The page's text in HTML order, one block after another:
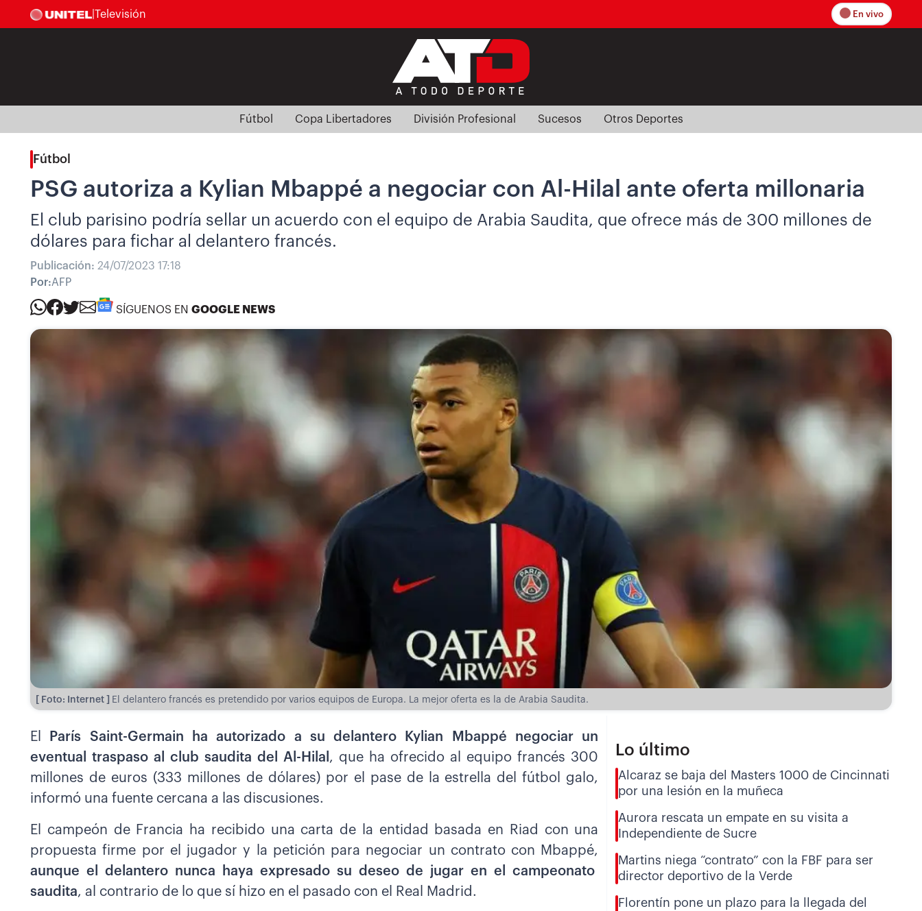
Televisión En vivo
Fútbol Copa Libertadores División Profesional Sucesos Otros Deportes
Fútbol
PSG autoriza a Kylian Mbappé a negociar con Al-Hilal ante oferta millonaria
El club parisino podría sellar un acuerdo con el equipo de Arabia Saudita, que ofrece más de 300 millones de
dólares para fichar al delantero francés.
Publicación: 24/07/2023 17:18
Por:AFP
SÍGUENOS EN GOOGLE NEWS
[ Foto: Internet ] El delantero francés es pretendido por varios equipos de Europa. La mejor oferta es la de Arabia Saudita.
El
París Saint-Germain ha autorizado a su delantero Kylian Mbappé negociar un
eventual traspaso al club saudita del Al-Hilal , que ha ofrecido al equipo francés 300
millones de euros (333 millones de dólares) por el pase de la estrella del fútbol galo,
informó una fuente cercana a las discusiones.
El campeón de Francia ha recibido una carta de la entidad basada en Riad con una
propuesta firme por el jugador y la petición para negociar un contrato con Mbappé,
aunque el delantero nunca haya expresado su deseo de jugar en el campeonato
saudita, al contrario de lo que sí hizo en el pasado con el Real Madrid.
Lo último
Alcaraz se baja del Masters 1000 de Cincinnati
por una lesión en la muñeca
Aurora rescata un empate en su visita a
Independiente de Sucre
Martins niega “contrato” con la FBF para ser
director deportivo de la Verde
Florentín pone un plazo para la llegada del